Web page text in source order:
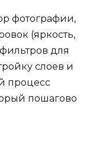
фотографии,
(яркость,
для
слоев и
процесс
пошагово